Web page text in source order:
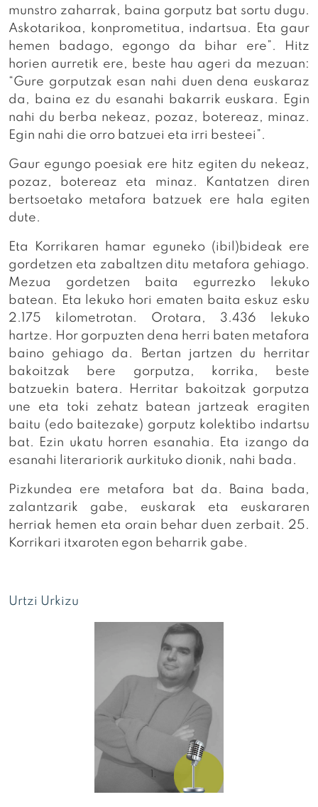
munstro zaharrak, baina gorputz bat sortu dugu.
Askotarikoa, konprometitua, indartsua. Eta gaur
hemen badago, egongo da bihar ere”. Hitz
horien aurretik ere, beste hau ageri da mezuan:
“Gure gorputzak esan nahi duen dena euskaraz
da, baina ez du esanahi bakarrik euskara. Egin
nahi du berba nekeaz, pozaz, botereaz, minaz.
Egin nahi die orro batzuei eta irri besteei”.
Gaur egungo poesiak ere hitz egiten du nekeaz,
pozaz, botereaz eta minaz. Kantatzen diren
bertsoetako metafora batzuek ere hala egiten
dute.
Eta Korrikaren hamar eguneko (ibil)bideak ere
gordetzen eta zabaltzen ditu metafora gehiago.
Mezua gordetzen baita egurrezko lekuko
batean. Eta lekuko hori ematen baita eskuz esku
2.175 kilometrotan. Orotara, 3.436 lekuko
hartze. Hor gorpuzten dena herri baten metafora
baino gehiago da. Bertan jartzen du herritar
bakoitzak bere gorputza, korrika, beste
batzuekin batera. Herritar bakoitzak gorputza
une eta toki zehatz batean jartzeak eragiten
baitu (edo baitezake) gorputz kolektibo indartsu
bat. Ezin ukatu horren esanahia. Eta izango da
esanahi literariorik aurkituko dionik, nahi bada.
Pizkundea ere metafora bat da. Baina bada,
zalantzarik gabe, euskarak eta euskararen
herriak hemen eta orain behar duen zerbait. 25.
Korrikari itxaroten egon beharrik gabe.
Urtzi Urkizu